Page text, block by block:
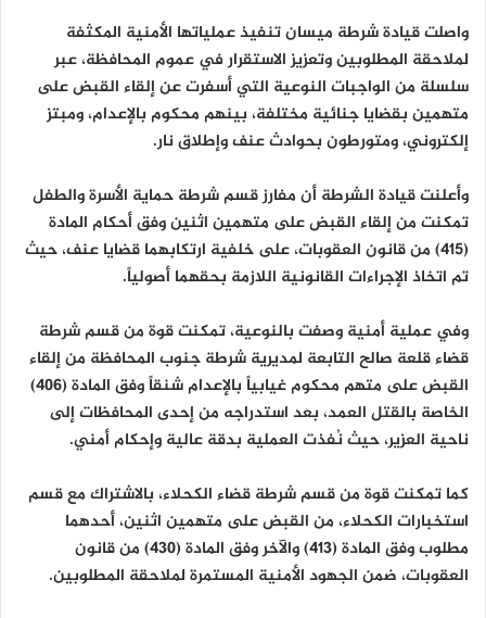
واصلت قيادة شرطة ميسان تنفيذ عملياتها الأمنية المكثفة
لملاحقة المطلوبين وتعزيز الاستقرار في عموم المحافظة، عبر
سلسلة من الواجبات النوعية التي أسفرت عن إلقاء القبض على
متهمين بقضايا جنائية مختلفة، بينهم محكوم بالإعدام، ومبتز
إلكتروني، ومتورطون بحوادث عنف وإطلاق نار.
وأعلنت قيادة الشرطة أن مفارز قسم شرطة حماية الأسرة والطفل
تمكنت من إلقاء القبض على متهمين اثنين وفق أحكام المادة
(415) من قانون العقوبات، على خلفية ارتكابهما قضايا عنف، حيث
تم اتخاذ الإجراءات القانونية اللازمة بحقهما أصولياً.
وفي عملية أمنية وصفت بالنوعية، تمكنت قوة من قسم شرطة
قضاء قلعة صالح التابعة لمديرية شرطة جنوب المحافظة من إلقاء
القبض على متهم محكوم غيابياً بالإعدام شنقاً وفق المادة (406)
الخاصة بالقتل العمد، بعد استدراجه من إحدى المحافظات إلى
ناحية العزير، حيث نُفذت العملية بدقة عالية وإحكام أمني.
كما تمكنت قوة من قسم شرطة قضاء الكحلاء، بالاشتراك مع قسم
استخبارات الكحلاء، من القبض على متهمين اثنين، أحدهما
مطلوب وفق المادة (413) والآخر وفق المادة (430) من قانون
العقوبات، ضمن الجهود الأمنية المستمرة لملاحقة المطلوبين.